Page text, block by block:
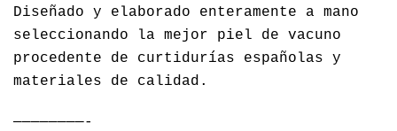
Diseñado y elaborado enteramente a mano
seleccionando la mejor piel de vacuno
procedente de curtidurías españolas y
materiales de calidad.
————————-